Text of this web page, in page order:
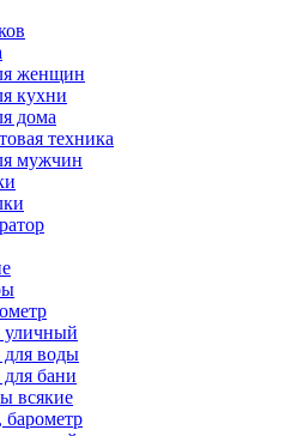
женщин
кухни
дома
техника
мужчин
уличный
для воды
бани
всякие
барометр